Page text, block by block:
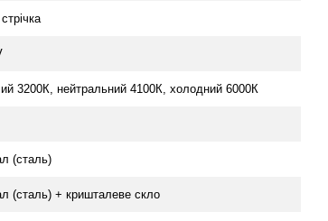
3200К, нейтральний 4100К, холодний 6000К
(сталь)
(сталь) + кришталеве скло